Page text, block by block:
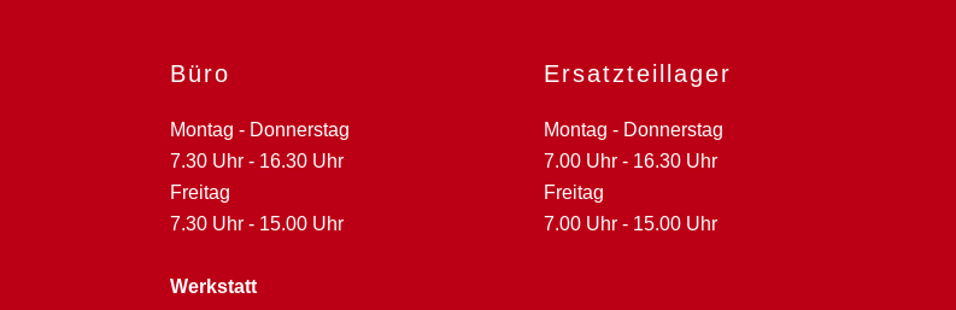
Büro
Montag - Donnerstag
7.30 Uhr - 16.30 Uhr
Freitag
7.30 Uhr - 15.00 Uhr
Werkstatt
Ersatzteillager
Montag - Donnerstag
7.00 Uhr - 16.30 Uhr
Freitag
7.00 Uhr - 15.00 Uhr